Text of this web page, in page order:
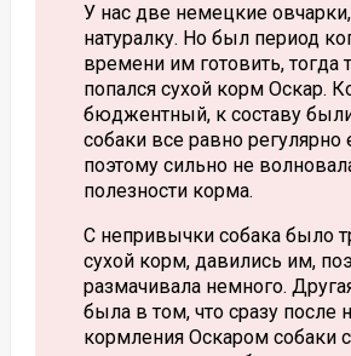
У нас две немецкие
натуралку. Но был период
времени им готовить, тогда
попался сухой корм Оскар.
бюджентный, к составу
собаки все равно регулярно
поэтому сильно не
полезности корма.
С непривычки собака было
сухой корм, давились им,
размачивала немного.
была в том, что сразу после
кормления Оскаром собаки